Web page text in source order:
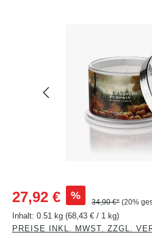
Verkaufspreis:
27,92 € %
34,90 €* (20%
Inhalt: 0.51 kg (68,43 € / 1 kg)
PREISE INKL. MWST. ZZGL.